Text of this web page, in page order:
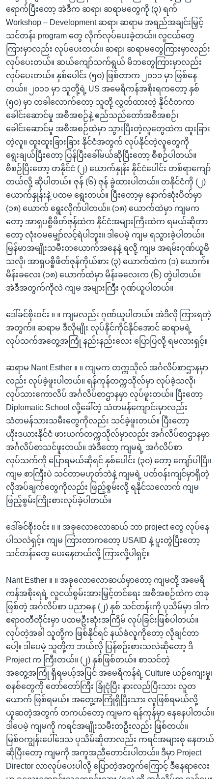
ရောက်ပြီးတော့ အဲဒီက ဆရာ၊ ဆရာမတွေကို (၃) ရက်
Workshop – Development ဆရာ၊ ဆရာမ အရည်အချင်းမြှင့်
သင်တန်း program တွေ လိုက်လုပ်ပေးခဲ့တယ်။ လူငယ်တွေ
ကြားမှာလည်း လုပ်ပေးတယ်။ ဆရာ၊ ဆရာမတွေကြားမှာလည်း
လုပ်ပေးတယ်။ ဆယ်ကျော်သက်ရွယ် မိဘတွေကြားမှာလည်း
လုပ်ပေးတယ်။ နှစ်ပေါင်း (၅၀) ဖြစ်တာက ၂၀၁၁ မှာ ဖြစ်နေ
တယ်။ ၂၀၁၁ မှာ သူတို့ရဲ့ US အမေရိကန်အစိုးရကတော့ နှစ်
(၅၀) မှာ တခါလောက်တော့ သူတို့ လွှတ်ထားတဲ့ နိုင်ငံတကာ
ခေါင်းဆောင်မှု အစီအစဉ်နဲ့ ဧည်သည်တော်အစီအစဉ်၊
ခေါင်းဆောင်မှု အစီအစဉ်ထဲမှာ သွားပြီးတဲ့လူတွေထဲက ထူးခြား
တဲ့လူ။ ထူးထူးခြားခြား နိုင်ငံအတွက် လုပ်နိုင်တဲ့လူတွေကို
ရွေးချယ်ပြီးတော့ ပြန်ပြီးခေါ်မယ်ဆိုပြီးတော့ စီစဉ်ပါတယ်။
စီစဉ်ပြီးတော့ တနိုင်ငံ (၂) ယောက်နှုန်း နိုင်ငံပေါင်း တစ်ရာကျော်
တယ်လို့ ဆိုပါတယ်။ ဇုန် (၆) ဇုန် ခွဲထားပါတယ်။ တနိုင်ငံကို (၂)
ယောက်နှုန်းနဲ့ ပထမ ရွေးတယ်။ ပြီးတော့မှ နောက်ဆုံးပိတ်မှာ
(၁၈) ယောက် ရွေးလိုက်ပါတယ်။ (၁၈) ယောက်ထဲမှာ ကျမက
တော့ အာရှပစ္စီဖိတ်ဇုန်ထဲက နိုင်ငံအများကြီးထဲက ရမယ်ဆိုတာ
တော့ လုံးဝမမျှော်လင့်ရဲပါဘူး။ ဒါပေမဲ့ ကျမ ရသွားခဲ့ပါတယ်။
မြန်မာအမျိုးသမီးတယောက်အနေနဲ့ ရလို့ ကျမ အရမ်းဂုဏ်ယူမိ
သလို၊ အာရှပစ္စီဖိတ်ဇုန်ကိုယ်စား (၃) ယောက်ထဲက (၁) ယောက်။
မိန်းခလေး (၁၈) ယောက်ထဲမှာ မိန်းခလေးက (၆) တွဲပါတယ်။
အဲဒီအတွက်ကိုလဲ ကျမ အများကြီး ဂုဏ်ယူပါတယ်။
ဒေါ်ခင်စိုးဝင်း ။ ။ ကျမလည်း ဂုဏ်ယူပါတယ်။ အဲဒီလို ကြားရတဲ့
အတွက်။ ဆရာမ ဒီလိုမျိုး လုပ်နိုင်ကိုင်နိုင်အောင် ဆရာမရဲ့
လုပ်သက်အတွေ့အကြုံ နည်းနည်းလေး ပြောပြလို့ ရမလားရှင့်။
ဆရာမ Nant Esther ။ ။ ကျမက တက္ကသိုလ် အင်္ဂလိပ်စာဌာနမှာ
လည်း လုပ်ခဲ့ဖူးပါတယ်။ ရန်ကုန်တက္ကသိုလ်မှာ လုပ်ခဲ့သလို၊
လုပ်သားကောလိပ် အင်္ဂလိပ်စာဌာနမှာ လုပ်ဖူးတယ်။ ပြီးတော့
Diplomatic School လို့ခေါ်တဲ့ သံတမန်ကျောင်းမှာလည်း
သံတမန်သားသမီးတွေကိုလည်း သင်ခဲ့ဖူးတယ်။ ပြီးတော့
ယိုးဒယားနိုင်ငံ ဖားယက်တက္ကသိုလ်မှာလည်း အင်္ဂလိပ်စာဌာနမှာ
အင်္ဂလိပ်စာသင်ဖူးတယ်။ အဲဒီတော့ ကျမရဲ့ အင်္ဂလိပ်စာ
လုပ်သက်ကို ပြောရမယ်ဆိုရင် နှစ်ပေါင်း (၃၀) တော့ ကျော်ပါပြီ။
ကျမ စာကြီးပဲ သင်တာမဟုတ်ဘဲနဲ့ ကျမရဲ့ ပတ်ဝန်းကျင်မှာရှိတဲ့
လိုအပ်ချက်တွေကိုလည်း ဖြည့်စွမ်းလို့ ရနိုင်သလောက် ကျမ
ဖြည့်စွမ်းကြိုးစားလုပ်ခဲ့ပါတယ်။
ဒေါ်ခင်စိုးဝင်း ။ ။ အခုလောလောဆယ် ဘာ project တွေ လုပ်နေ
ပါသလဲရှင့်။ ကျမ ကြားတာကတော့ USAID နဲ့ ပူးတွဲပြီးတော့
သင်တန်းတွေ ပေးနေတယ်လို့ ကြားလို့ပါရှင့်။
Nant Esther ။ ။ အခုလောလောဆယ်မှာတော့ ကျမတို့ အမေရိ
ကန်အစိုးရရဲ့ လူငယ်စွမ်းအားမြှင့်တင်ရေး အစီအစဉ်ထဲက တခု
ဖြစ်တဲ့ အင်္ဂလိပ်စာ ပညာဓန (၂) နှစ် သင်တန်းကို ပုသိမ်မှာ ဒါက
ဧရာဝတီတိုင်းမှာ ပထမဦးဆုံးအကြိမ် လုပ်ခြင်းဖြစ်ပါတယ်။
လုပ်တဲ့အခါ သူတို့က ဖြစ်နိုင်ရင် နယ်ခံလူကိုတော့ လိုချင်တာ
ပေါ့။ ဒါပေမဲ့ သူတို့က ဘယ်လို ပြန်စဉ်းစားသလဲဆိုတော့ ဒီ
Project က ကြီးတယ်။ (၂) နှစ်ဖြစ်တယ်။ စာသင်တဲ့
အတွေ့အကြုံ ရှိရမယ့်အပြင် အမေရိကန်ရဲ့ Culture ယဉ်ကျေးမှု၊
စနစ်တွေကို တော်တော်ကြီး ခြုံငုံပြီး နားလည်ပြီးသား လူတ
ယောက် ဖြစ်ရမယ်။ အတွေ့အကြုံရှိပြီးသား လူဖြစ်ရမယ်လို့
ယူဆတဲ့အတွက် တကယ်တော့ ကျမက ရန်ကုန်မှာ နေနေပါတယ်။
ဒါပေမဲ့ ကျမကို ကရင်အမျိုးသမီးတဦးလည်း ဖြစ်တယ်။
မြစ်ဝကျွန်းပေါ်ဒေသ ပုသိမ်ဆိုတာလည်း ကရင်အများစု နေတယ်
ဆိုပြီးတော့ ကျမကို အကူအညီတောင်းပါတယ်။ ဒီမှာ Project
Director လာလုပ်ပေးပါလို့ ပြောတဲ့အတွက်ကြောင့် ဒီနေရာလေး